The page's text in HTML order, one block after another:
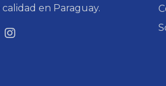
en Paraguay.